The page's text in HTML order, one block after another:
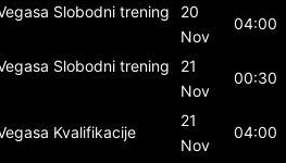
Slobodni trening
20
Nov
04:00
Slobodni trening
21
Nov
00:30
Kvalifikacije
21
Nov
04:00